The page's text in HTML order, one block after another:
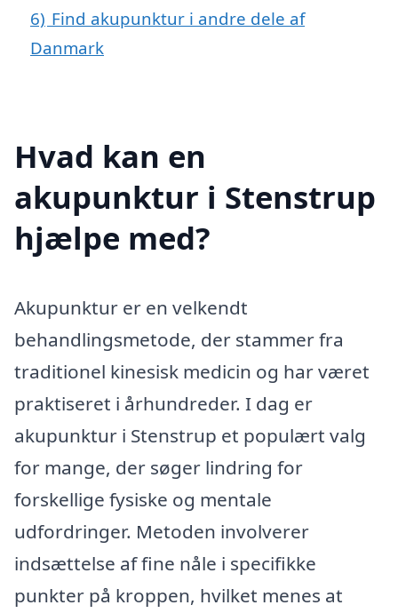
6) Find akupunktur i andre dele af
Danmark
Hvad kan en
akupunktur i Stenstrup
hjælpe med?
Akupunktur er en velkendt
behandlingsmetode, der stammer fra
traditionel kinesisk medicin og har været
praktiseret i århundreder. I dag er
akupunktur i Stenstrup et populært valg
for mange, der søger lindring for
forskellige fysiske og mentale
udfordringer. Metoden involverer
indsættelse af fine nåle i specifikke
punkter på kroppen, hvilket menes at